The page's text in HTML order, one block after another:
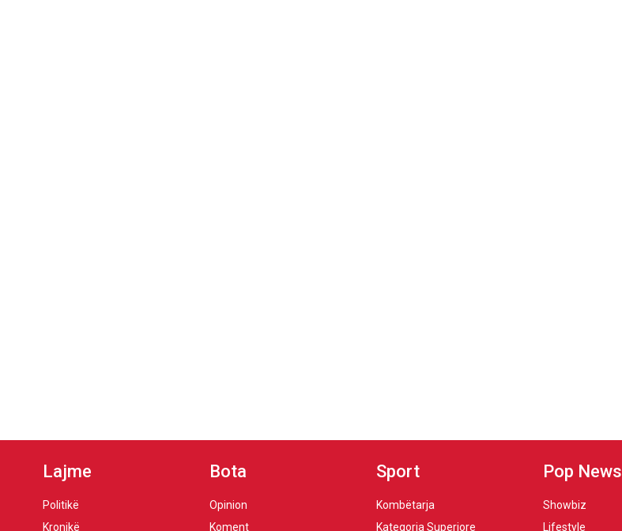
Lajme
Politikë
Kronikë
Bota
Opinion
Koment
Sport
Kombëtarja
Kategoria Superiore
Pop News
Showbiz
Lifestyle